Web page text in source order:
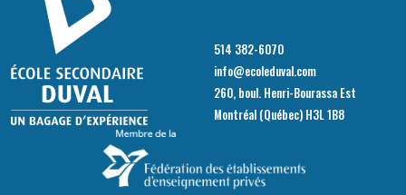
514 382-6070
info@ecoleduval.com
260, boul. Henri-Bourassa Est
Montréal (Québec) H3L 1B8